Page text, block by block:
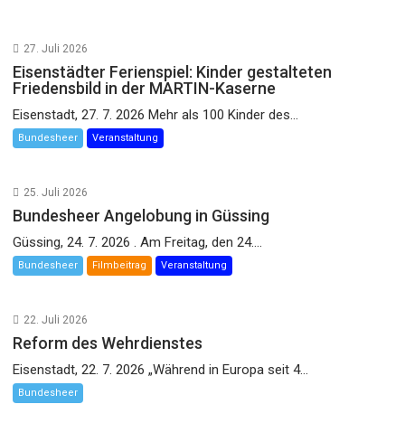
27. Juli 2026
Eisenstädter Ferienspiel: Kinder gestalteten
Friedensbild in der MARTIN-Kaserne
Eisenstadt, 27. 7. 2026 Mehr als 100 Kinder des...
Bundesheer Veranstaltung
25. Juli 2026
Bundesheer Angelobung in Güssing
Güssing, 24. 7. 2026 . Am Freitag, den 24....
Bundesheer Filmbeitrag Veranstaltung
22. Juli 2026
Reform des Wehrdienstes
Eisenstadt, 22. 7. 2026 „Während in Europa seit 4...
Bundesheer